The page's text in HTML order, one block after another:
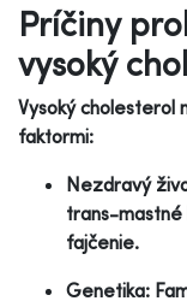
Príčiny
vysoký
Vysoký cholesterol
faktormi:
Nezdravý
trans-mastné
fajčenie.
Genetika: